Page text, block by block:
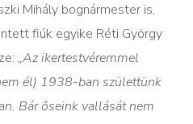
Mihály bognármester is,
fiúk egyike Réti György
„Az ikertestvéremmel
él) 1938-ban születtünk
Bár őseink vallását nem